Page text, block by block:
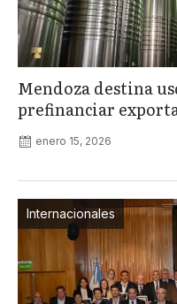
Mendoza destina
prefinanciar
enero 15, 2026
Internacionales